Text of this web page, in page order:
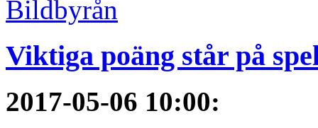
Viktiga poäng står på
2017-05-06 10:00: